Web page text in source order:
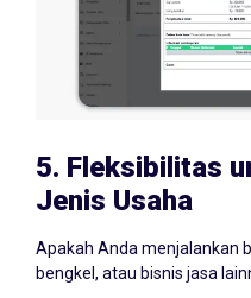
5. Fleksibilitas
Jenis Usaha
Apakah Anda menjalankan
bengkel, atau bisnis jasa